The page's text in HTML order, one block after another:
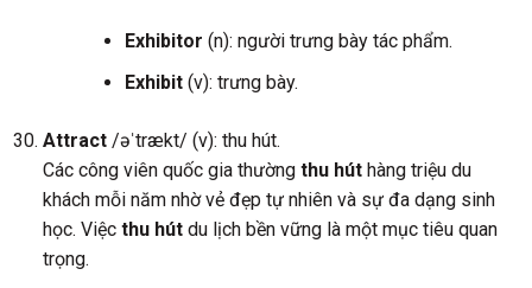
Exhibitor (n): người trưng bày tác phẩm.
Exhibit(v): trưng bày.
Attract/əˈtrækt/ (v): thu hút.
Các công viên quốc gia thường thu húthàng triệu du
khách mỗi năm nhờ vẻ đẹp tự nhiên và sự đa dạng sinh
học. Việc thu hútdu lịch bền vững là một mục tiêu quan
trọng.